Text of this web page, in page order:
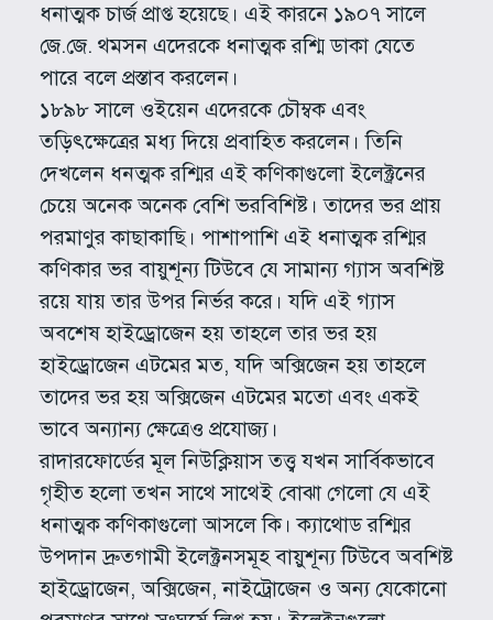
ধনাত্মক চার্জ প্রাপ্ত হয়েছে। এই কারনে ১৯০৭ সালে
জে.জে. থমসন এদেরকে ধনাত্মক রশ্মি ডাকা যেতে
পারে বলে প্রস্তাব করলেন।
১৮৯৮ সালে ওইয়েন এদেরকে চৌম্বক এবং
তড়িৎক্ষেত্রের মধ্য দিয়ে প্রবাহিত করলেন। তিনি
দেখলেন ধনত্মক রশ্মির এই কণিকাগুলো ইলেক্ট্রনের
চেয়ে অনেক অনেক বেশি ভরবিশিষ্ট। তাদের ভর প্রায়
পরমাণুর কাছাকাছি। পাশাপাশি এই ধনাত্মক রশ্মির
কণিকার ভর বায়ুশূন্য টিউবে যে সামান্য গ্যাস অবশিষ্ট
রয়ে যায় তার উপর নির্ভর করে। যদি এই গ্যাস
অবশেষ হাইড্রোজেন হয় তাহলে তার ভর হয়
হাইড্রোজেন এটমের মত, যদি অক্সিজেন হয় তাহলে
তাদের ভর হয় অক্সিজেন এটমের মতো এবং একই
ভাবে অন্যান্য ক্ষেত্রেও প্রযোজ্য।
রাদারফোর্ডের মূল নিউক্লিয়াস তত্ত্ব যখন সার্বিকভাবে
গৃহীত হলো তখন সাথে সাথেই বোঝা গেলো যে এই
ধনাত্মক কণিকাগুলো আসলে কি। ক্যাথোড রশ্মির
উপদান দ্রুতগামী ইলেক্ট্রনসমূহ বায়ুশূন্য টিউবে অবশিষ্ট
হাইড্রোজেন, অক্সিজেন, নাইট্রোজেন ও অন্য যেকোনো